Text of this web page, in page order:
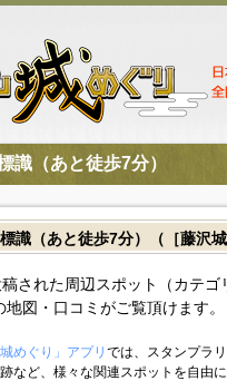
識（あと徒歩7分）
識（あと徒歩7分）（［藤沢城
された周辺スポット（カテゴ
図・口コミがご覧頂けます。
めぐり」アプリ では、スタンプラ
など、様々な関連スポットを自由に